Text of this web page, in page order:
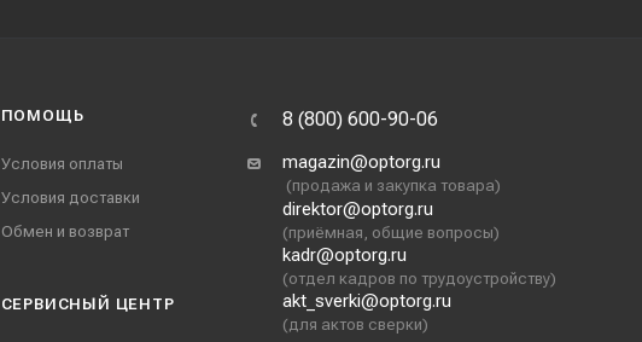
ПОМОЩЬ
Условия оплаты
Условия доставки
Обмен и возврат
СЕРВИСНЫЙ ЦЕНТР
8 (800) 600-90-06
magazin@optorg.ru
(продажа и закупка товара)
direktor@optorg.ru
(приёмная, общие вопросы)
kadr@optorg.ru
(отдел кадров по трудоустройству)
akt_sverki@optorg.ru
(для актов сверки)